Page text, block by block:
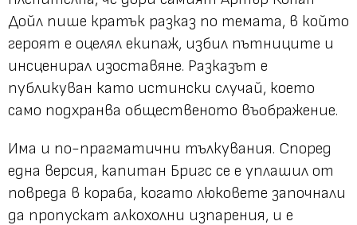
Дойл пише кратък разказ по темата, в който
героят е оцелял екипаж, избил пътниците и
инсценирал изоставяне. Разказът е
публикуван като истински случай, което
само подхранва общественото въображение.
Има и по-прагматични тълкувания. Според
една версия, капитан Бригс се е уплашил от
повреда в кораба, когато люковете започнали
да пропускат алкохолни изпарения, и е